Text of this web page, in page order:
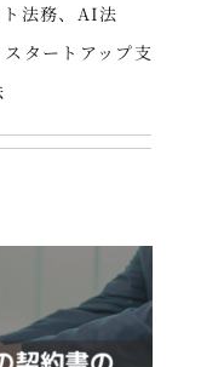
ト法務、AI法
タートアップ支